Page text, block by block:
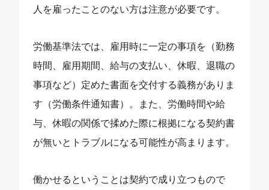
人を雇ったことのない方は注意が必要です。
労働基準法では、雇用時に一定の事項を（勤務
時間、雇用期間、給与の支払い、休暇、退職の
事項など）定めた書面を交付する義務がありま
す（労働条件通知書）。また、労働時間や給
与、休暇の関係で揉めた際に根拠になる契約書
が無いとトラブルになる可能性が高まります。
働かせるということは契約で成り立つもので